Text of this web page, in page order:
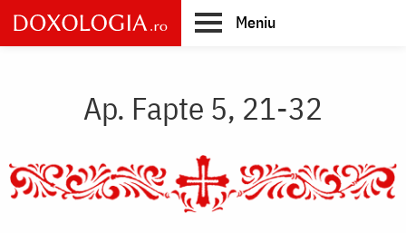
Skip
to
main
Meniu
Ap. Fapte 5, 21-32